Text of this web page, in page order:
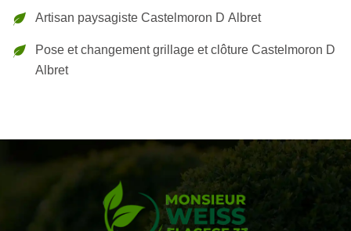
Artisan paysagiste Castelmoron D Albret
Pose et changement grillage et clôture Castelmoron D
Albret